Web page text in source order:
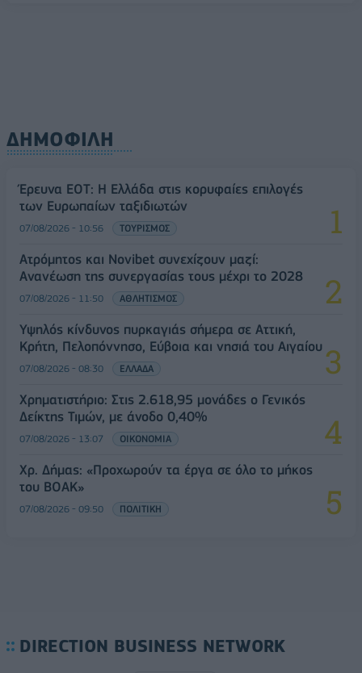
ΔΗΜΟΦΙΛΗ
Έρευνα ΕΟΤ: Η Ελλάδα στις κορυφαίες επιλογές
των Ευρωπαίων ταξιδιωτών
07/08/2026 - 10:56 ΤΟΥΡΙΣΜΟΣ
Ατρόμητος και Novibet συνεχίζουν μαζί:
Ανανέωση της συνεργασίας τους μέχρι το 2028
07/08/2026 - 11:50 ΑΘΛΗΤΙΣΜΟΣ
Υψηλός κίνδυνος πυρκαγιάς σήμερα σε Αττική,
Κρήτη, Πελοπόννησο, Εύβοια και νησιά του Αιγαίου
07/08/2026 - 08:30 ΕΛΛΑΔΑ
Χρηματιστήριο: Στις 2.618,95 μονάδες ο Γενικός
Δείκτης Τιμών, με άνοδο 0,40%
07/08/2026 - 13:07 ΟΙΚΟΝΟΜΙΑ
Χρ. Δήμας: «Προχωρούν τα έργα σε όλο το μήκος
του ΒΟΑΚ»
07/08/2026 - 09:50 ΠΟΛΙΤΙΚΗ
DIRECTION BUSINESS NETWORK